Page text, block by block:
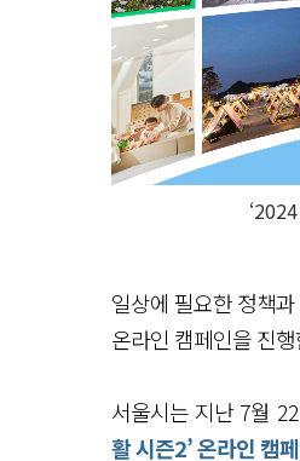
일상에 필요한 정책
온라인 캠페인을 진
서울시는 지난 7월
활 시즌2’ 온라인 캠